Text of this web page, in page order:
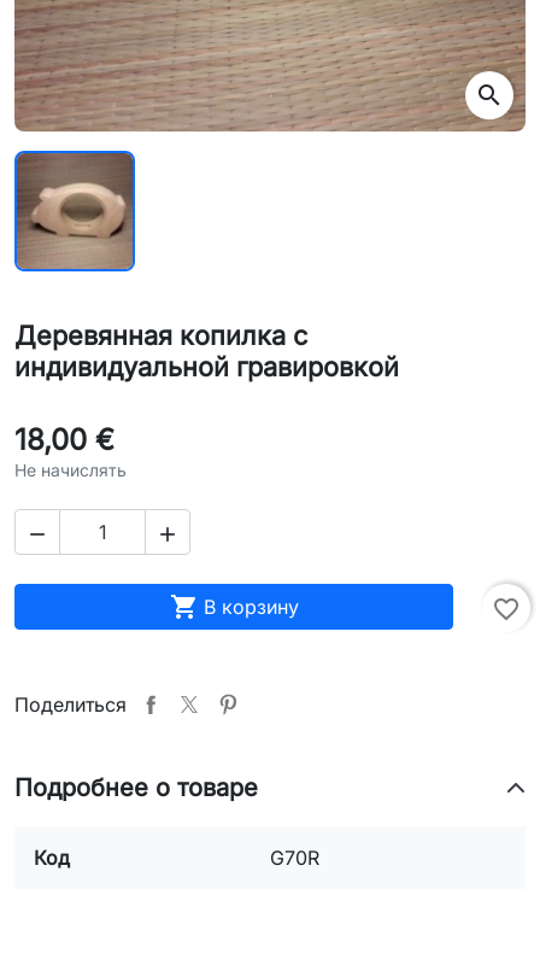
search
Деревянная копилка с
индивидуальной гравировкой
18,00 €
Не начислять
 
 В корзину favorite_border
Поделиться
Подробнее о товаре
Код G70R